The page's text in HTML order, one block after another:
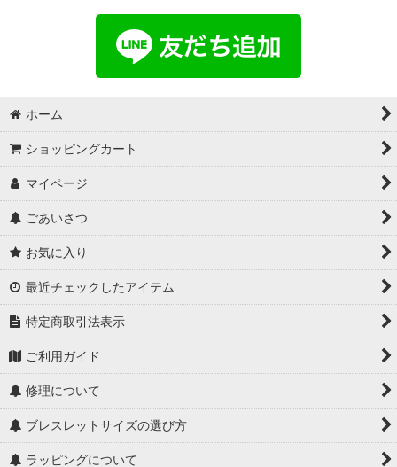
ホーム
ショッピングカート
マイページ
ごあいさつ
お気に入り
最近チェックしたアイテム
特定商取引法表示
ご利用ガイド
修理について
ブレスレットサイズの選び方
ラッピングについて